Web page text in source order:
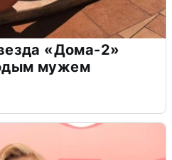
«Дома-2»
мужем